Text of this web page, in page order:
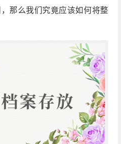
那么我们究竟应该如何将整